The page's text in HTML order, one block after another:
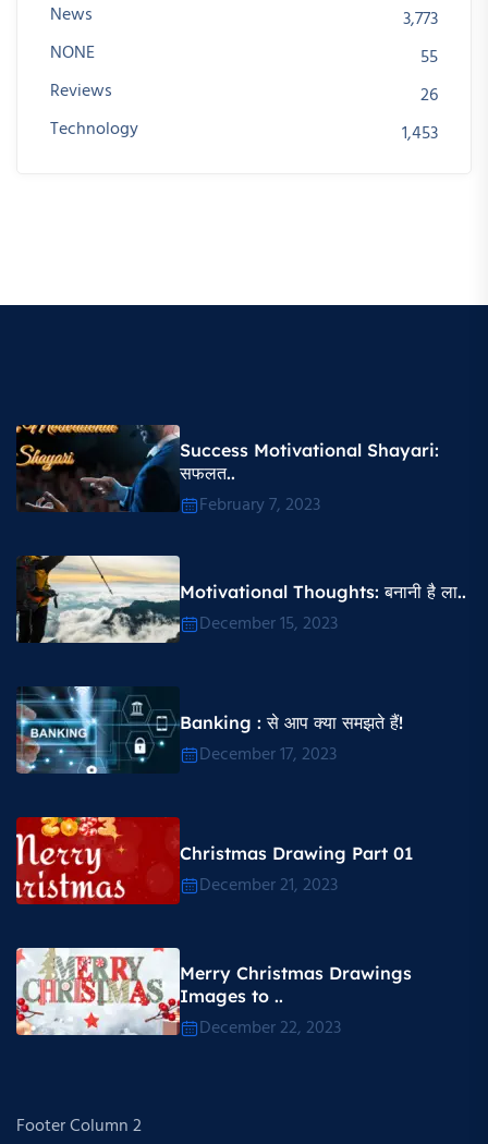
News
3,773
NONE
55
Reviews
26
Technology
1,453
Success Motivational Shayari​:
सफलत..
February 7, 2023
Motivational Thoughts​: बनानी है ला..
December 15, 2023
Banking : से आप क्या समझते हैं!
December 17, 2023
Christmas Drawing Part 01
December 21, 2023
Merry Christmas Drawings
Images to ..
December 22, 2023
Footer Column 2